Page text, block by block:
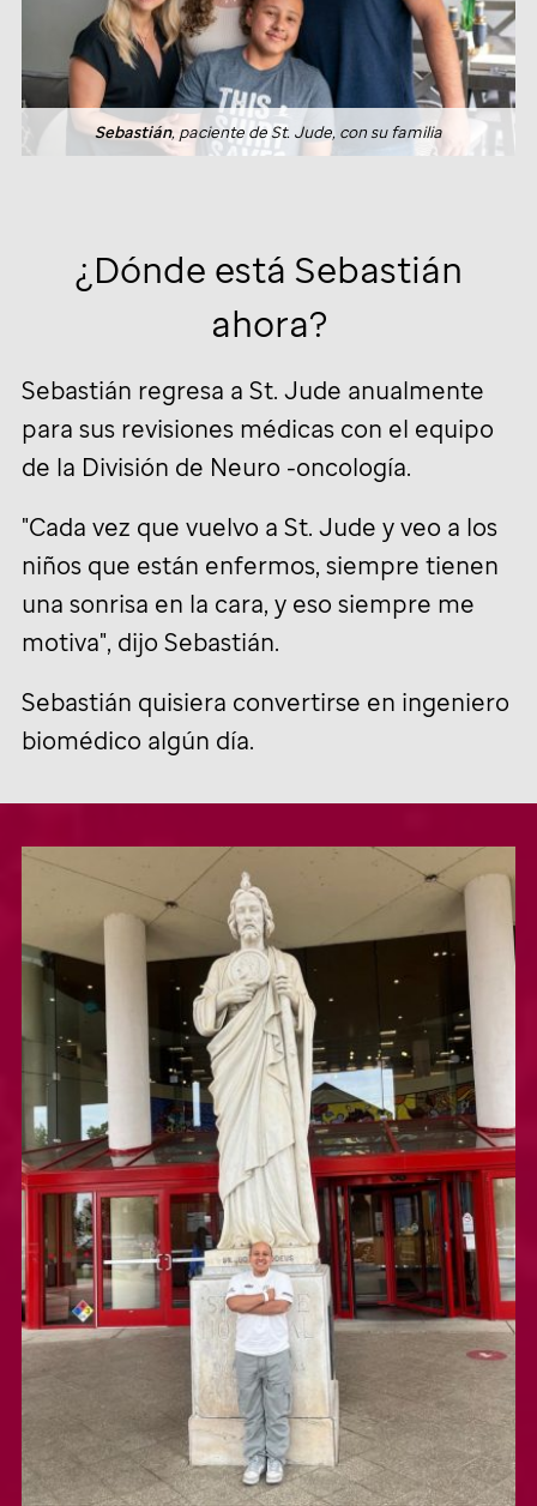
¿Dónde está Sebastián
ahora?
Sebastián regresa a St. Jude anualmente
para sus revisiones médicas con el equipo
de la División de Neuro -oncología.
"Cada vez que vuelvo a St. Jude y veo a los
niños que están enfermos, siempre tienen
una sonrisa en la cara, y eso siempre me
motiva", dijo Sebastián.
Sebastián quisiera convertirse en ingeniero
biomédico algún día.
Sebastián, paciente deSt. Jude, con su familia